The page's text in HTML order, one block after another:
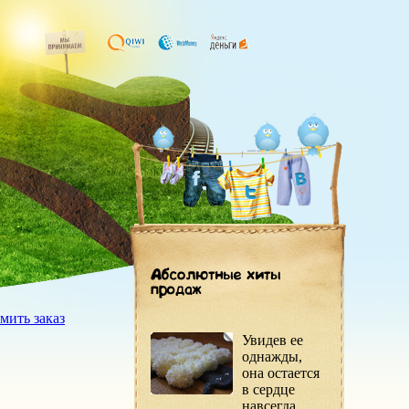
заказ
Увидев ее
однажды,
она остается
в сердце
навсегда.